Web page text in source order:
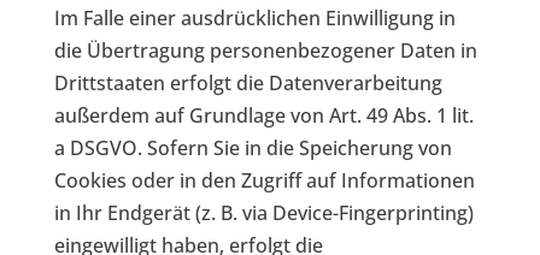
Im Falle einer ausdrücklichen Einwilligung in
die Übertragung personenbezogener Daten in
Drittstaaten erfolgt die Datenverarbeitung
außerdem auf Grundlage von Art. 49 Abs. 1 lit.
a DSGVO. Sofern Sie in die Speicherung von
Cookies oder in den Zugriff auf Informationen
in Ihr Endgerät (z. B. via Device-Fingerprinting)
eingewilligt haben, erfolgt die